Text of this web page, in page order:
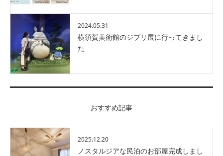
2024.05.31
横須賀美術館のジブリ展に行ってきまし
た
おすすめ記事
2025.12.20
ノスタルジアな民泊のお部屋完成しまし